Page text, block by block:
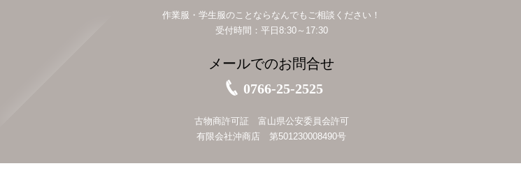
作業服・学生服のことならなんでもご相談ください！
受付時間：平日8:30～17:30
メールでのお問合せ
0766-25-2525
古物商許可証 富山県公安委員会許可
有限会社沖商店 第501230008490号